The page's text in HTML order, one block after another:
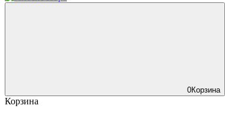
0Корзина
Корзина